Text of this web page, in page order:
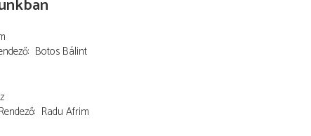
Botos Bálint
Rendező Radu Afrim